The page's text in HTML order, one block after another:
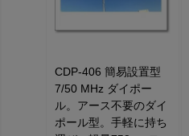
CDP-406 簡易設置型
7/50 MHz ダイポー
ル。アース不要のダイ
ポール型。手軽に持ち